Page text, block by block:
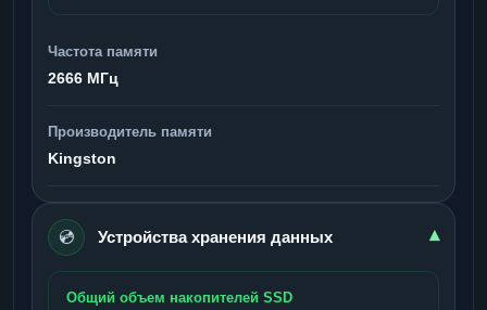
Частота памяти
2666 МГц
Производитель памяти
Kingston
💿 Устройства хранения данных ▾
Общий объем накопителей SSD